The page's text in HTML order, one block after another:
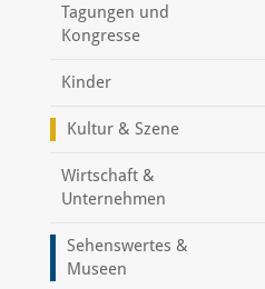
Tagungen und
Kongresse
Kinder
Kultur & Szene
Wirtschaft &
Unternehmen
Sehenswertes &
Museen